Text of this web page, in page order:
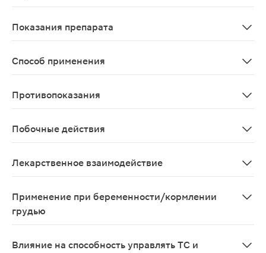
Показания препарата
Способ применения
Противопоказания
Побочные действия
Лекарственное взаимодействие
Применение при беременности/кормлении
грудью
Влияние на способность управлять ТС и